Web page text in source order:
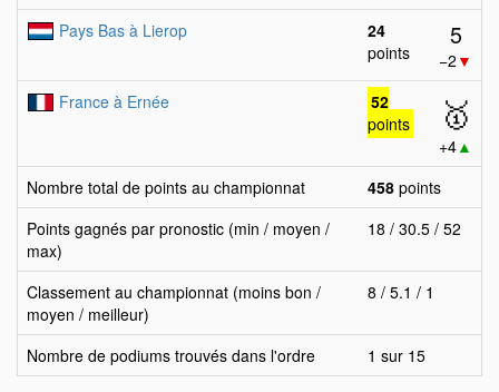
Pays Bas à Lierop
24
points
5
−2 ▼
France à Ernée
52
points
🥇
+4▲
Nombre total de points au championnat
458 points
Points gagnés par pronostic (min / moyen /
max)
18 / 30.5 / 52
Classement au championnat (moins bon /
moyen / meilleur)
8 / 5.1 / 1
Nombre de podiums trouvés dans l'ordre 1 sur 15